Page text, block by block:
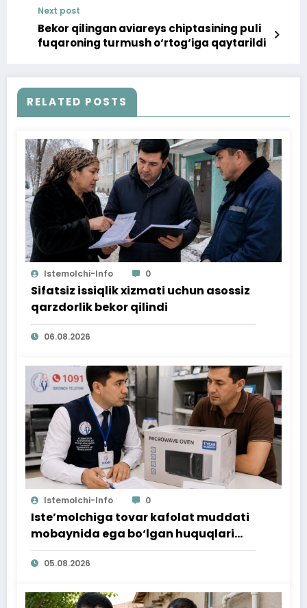
komissiyasi vakolatlariga nimalar kiradi?
Next post
Bekor qilingan aviareys chiptasining puli
fuqaroning turmush o‘rtog‘iga qaytarildi
RELATED POSTS
Istemolchi-Info 0
Sifatsiz issiqlik xizmati uchun asossiz
qarzdorlik bekor qilindi
06.08.2026
Istemolchi-Info 0
Iste’molchiga tovar kafolat muddati
mobaynida ega bo‘lgan huquqlari
ta’minlab berildi
05.08.2026